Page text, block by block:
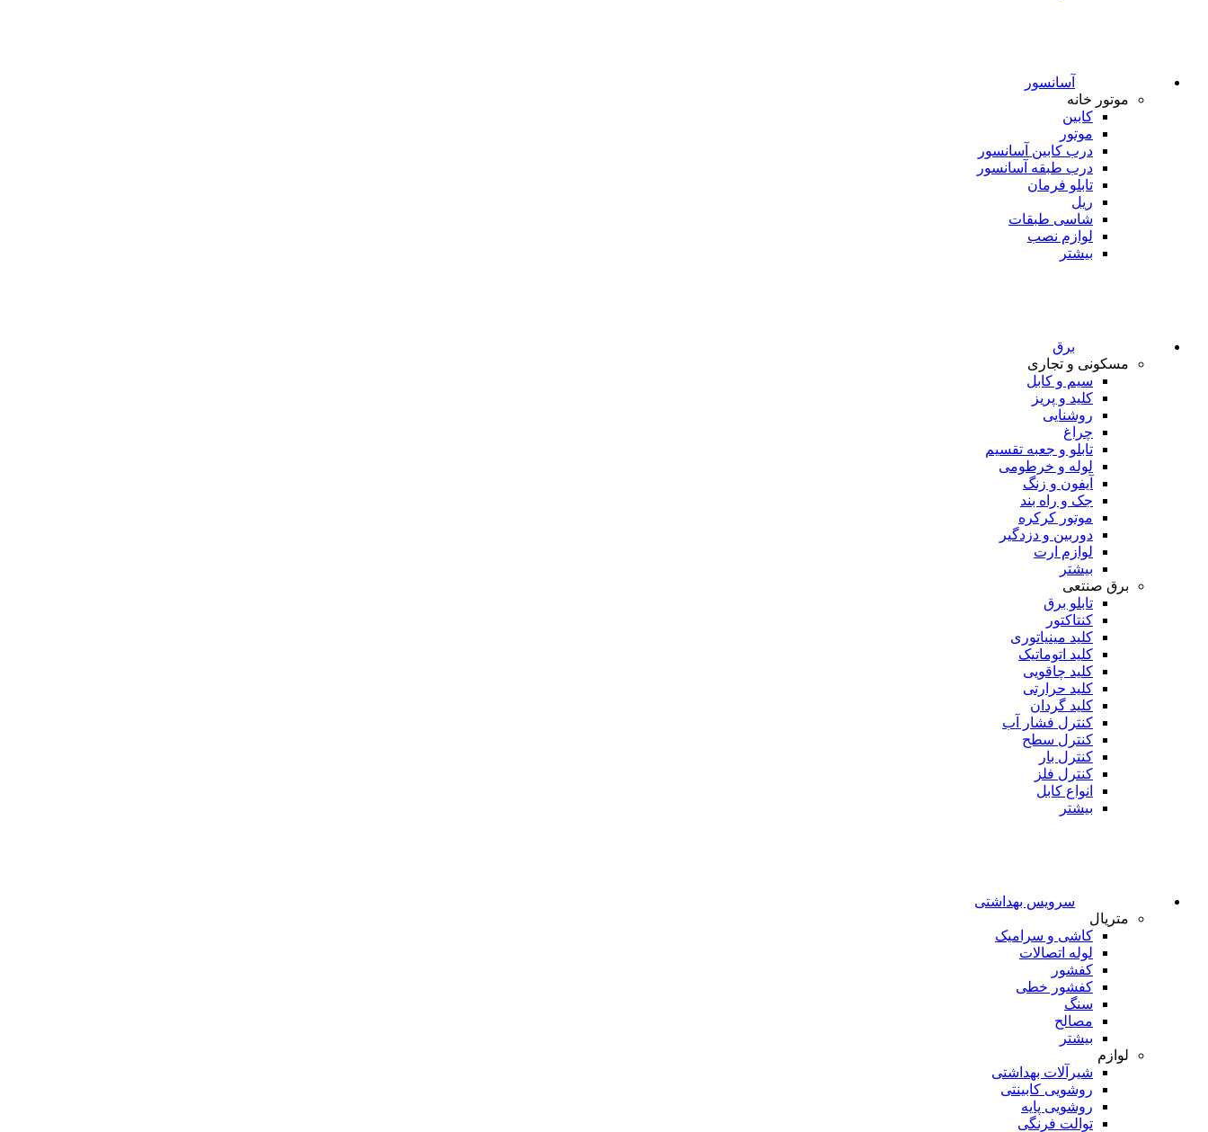
آسانسور
موتور خانه
کابین
موتور
درب کابین آسانسور
درب طبقه آسانسور
تابلو فرمان
ریل
شاسی طبقات
لوازم نصب
بیشتر
برق
مسکونی و تجاری
سیم و کابل
کلید و پریز
روشنایی
چراغ
تابلو و جعبه تقسیم
لوله و خرطومی
آیفون و زنگ
جک و راه بند
موتور کرکره
دوربین و دزدگیر
لوازم ارت
بیشتر
برق صنتعی
تابلو برق
کنتاکتور
کلید مینیاتوری
کلید اتوماتیک
کلید چاقویی
کلید حرارتی
کلید گردان
کنترل فشار آب
کنترل سطح
کنترل بار
کنترل فلز
انواع کابل
بیشتر
سرویس بهداشتی
متریال
کاشی و سرامیک
لوله اتصالات
کفشور
کفشور خطی
سنگ
مصالح
بیشتر
لوازم
شیرآلات بهداشتی
روشویی کابینتی
روشویی پایه
توالت فرنگی